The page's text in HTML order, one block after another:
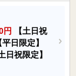
円
【土日祝
平日限定】
日祝限定】